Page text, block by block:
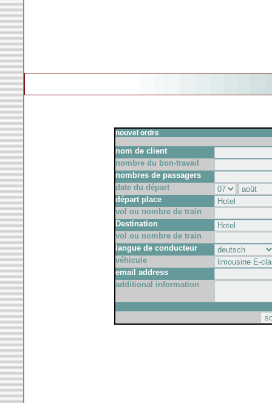
nouvel ordre
nom de client
nombre du bon-travail
nombres de passagers
date du départ
départ place
vol ou nombre de train
Destination
vol ou nombre de train
langue de conducteur
véhicule
email address
additional information